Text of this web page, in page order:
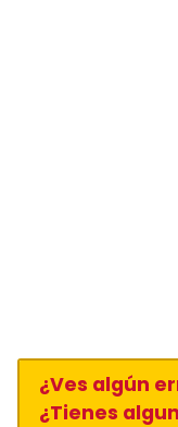
¿Ves algún
¿Tienes